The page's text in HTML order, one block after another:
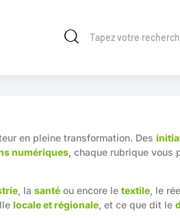
en pleine transformation. Des
numériques, chaque rubrique vous
, la santé ou encore le textile, le
locale et régionale, et ce que dit le